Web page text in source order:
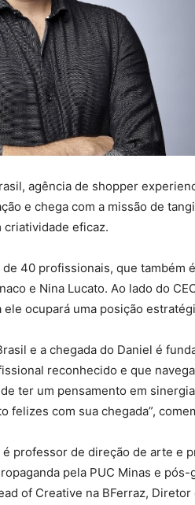
agência de shopper
e chega com a missão de
criatividade eficaz.
40 profissionais, que também
e Nina Lucato. Ao lado do
ocupará uma posição
e a chegada do Daniel é
reconhecido e que
ter um pensamento em
felizes com sua chegada”,
professor de direção de arte e
pela PUC Minas e pós-
of Creative na BFerraz, Diretor